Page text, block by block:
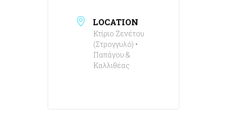
LOCATION
Κτίριο Ζενέτου
(Στρογγυλό) •
Παπάγου &
Καλλιθέας